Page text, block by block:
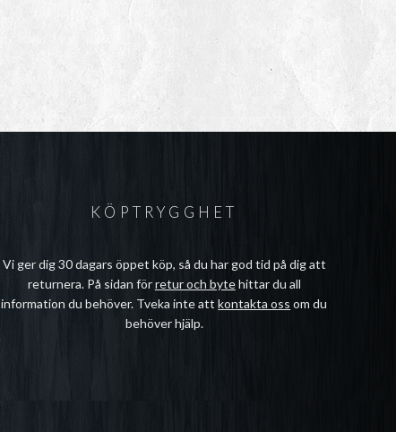
KÖPTRYGGHET
Vi ger dig 30 dagars öppet köp, så du har god tid på dig att
returnera. På sidan förretur och bytehittar du all
information du behöver. Tveka inte attkontakta oss om du
behöver hjälp.